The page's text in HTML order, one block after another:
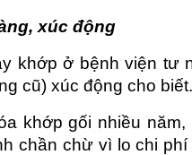
xúc động
khớp ở bệnh viện tư
cũ) xúc động cho biết.
khớp gối nhiều
chần chừ vì lo chi